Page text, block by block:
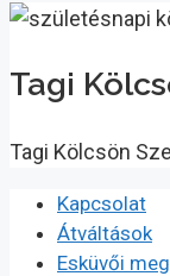
Tagi
Tagi Kölcsön
Kapcsolat
Átváltások
Esküvői